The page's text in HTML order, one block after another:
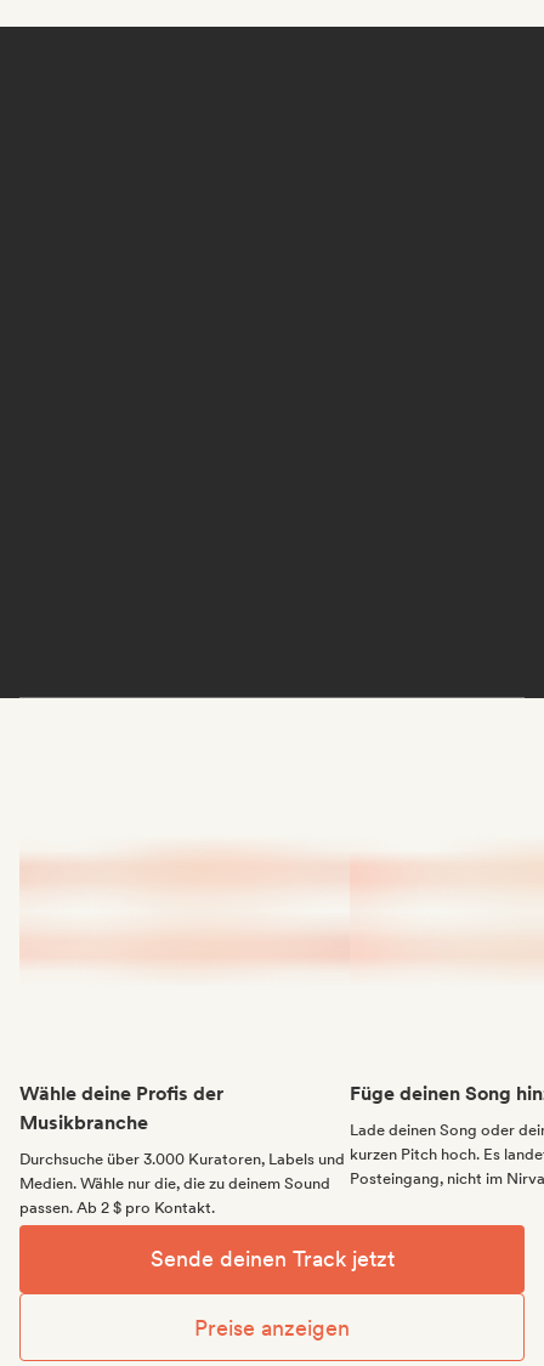
Wähle deine Profis der
Musikbranche
Durchsuche über 3.000 Kuratoren, Labels und
Medien. Wähle nur die, die zu deinem Sound
passen. Ab 2 $ pro Kontakt.
Füge deinen Song
Lade deinen Song oder
kurzen Pitch hoch. Es
Posteingang, nicht im
Sende deinen Track jetzt
Preise anzeigen